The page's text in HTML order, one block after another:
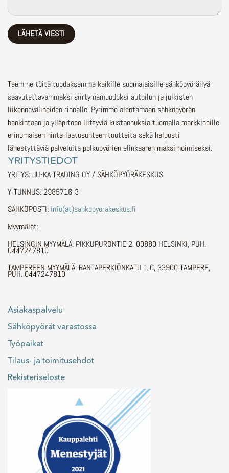
Teemme töitä tuodaksemme kaikille suomalaisille sähköpyöräilyä
saavutettavammaksi siirtymämuodoksi autoilun ja julkisten
liikennevälineiden rinnalle. Pyrimme alentamaan sähköpyörän
hankintaan ja ylläpitoon liittyviä kustannuksia tuomalla markkinoille
erinomaisen hinta-laatusuhteen tuotteita sekä helposti
lähestyttäviä palveluita polkupyörien elinkaaren maksimoimiseksi.
YRITYSTIEDOT
YRITYS: JU-KA TRADING OY / SÄHKÖPYÖRÄKESKUS
Y-TUNNUS: 2985716-3
SÄHKÖPOSTI: info(at)sahkopyorakeskus.fi
Myymälät:
HELSINGIN MYYMÄLÄ: PIKKUPURONTIE 2, 00880 HELSINKI, PUH.
0447247810
TAMPEREEN MYYMÄLÄ: RANTAPERKIÖNKATU 1 C, 33900 TAMPERE,
PUH. 0447247810
Asiakaspalvelu
Sähköpyörät varastossa
Työpaikat
Tilaus- ja toimitusehdot
Rekisteriseloste